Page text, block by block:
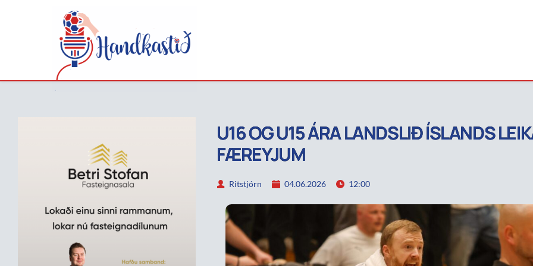
U16 OG U15 ÁRA LANDSLIÐ ÍSLANDS
FÆREYJUM
Ritstjórn 04.06.2026 12:00